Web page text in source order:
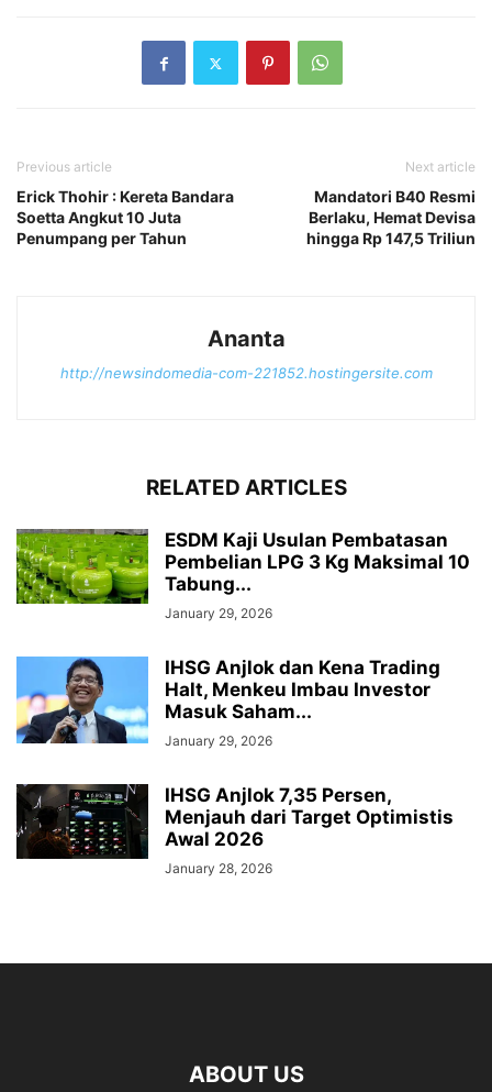
Previous article
Erick Thohir : Kereta Bandara
Soetta Angkut 10 Juta
Penumpang per Tahun
Next article
Mandatori B40 Resmi
Berlaku, Hemat Devisa
hingga Rp 147,5 Triliun
Ananta
http://newsindomedia-com-221852.hostingersite.com
RELATED ARTICLES
ESDM Kaji Usulan Pembatasan
Pembelian LPG 3 Kg Maksimal 10
Tabung...
January 29, 2026
IHSG Anjlok dan Kena Trading
Halt, Menkeu Imbau Investor
Masuk Saham...
January 29, 2026
IHSG Anjlok 7,35 Persen,
Menjauh dari Target Optimistis
Awal 2026
January 28, 2026
ABOUT US